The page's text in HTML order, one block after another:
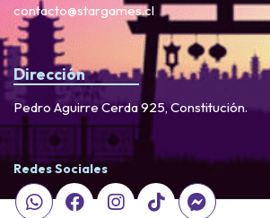
contacto@stargames.cl
Dirección
Pedro Aguirre Cerda 925, Constitución.
Redes Sociales